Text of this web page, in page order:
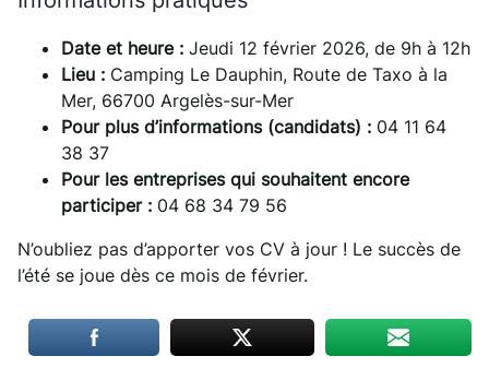
Date et heure : Jeudi 12 février 2026, de 9h à 12h
Lieu : Camping Le Dauphin, Route de Taxo à la
Mer, 66700 Argelès-sur-Mer
Pour plus d’informations (candidats) : 04 11 64
38 37
Pour les entreprises qui souhaitent encore
participer : 04 68 34 79 56
N’oubliez pas d’apporter vos CV à jour ! Le succès de
l’été se joue dès ce mois de février.